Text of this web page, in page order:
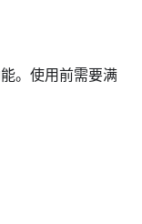
。使用前需要满